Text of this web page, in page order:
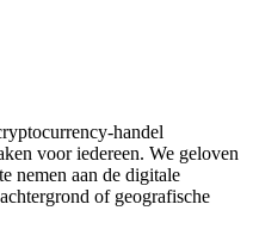
handel
voor iedereen. We geloven
nemen aan de digitale
of geografische